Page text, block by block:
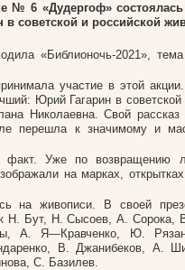
№ 6 «Дудергоф»
советской и российской
«Библионочь-2021»,
участие в этой
Юрий Гагарин в
Николаевна. Свой
перешла к значимому и
факт. Уже по возвращению
на марках,
на живописи. В своей
Н. Бут, Н. Сысоев, А.
А. Я—Кравченко, Ю.
В. Джанибеков, А.
С. Базилев.